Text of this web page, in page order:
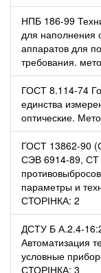
НПБ 186-99
для наполнения
аппаратов для
требования.
ГОСТ 8.114-74
единства
оптические.
ГОСТ 13862-90
СЭВ 6914-89, СТ
параметры и
СТОРІНКА: 2
ДСТУ Б А.2.4-
Автоматизация
условные
СТОРІНКА: 3